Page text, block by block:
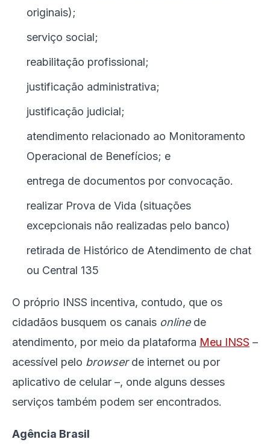
originais);
serviço social;
reabilitação profissional;
justificação administrativa;
justificação judicial;
atendimento relacionado ao Monitoramento
Operacional de Benefícios; e
entrega de documentos por convocação.
realizar Prova de Vida (situações
excepcionais não realizadas pelo banco)
retirada de Histórico de Atendimento de chat
ou Central 135
O próprio INSS incentiva, contudo, que os
cidadãos busquem os canais onlinede
atendimento, por meio da plataforma Meu INSS –
acessível pelo browserde internet ou por
aplicativo de celular –, onde alguns desses
serviços também podem ser encontrados.
Agência Brasil